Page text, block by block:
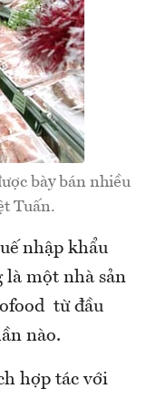
bày bán nhiều
Tuấn.
nhập khẩu
là một nhà sản
từ đầu
nào.
hợp tác với